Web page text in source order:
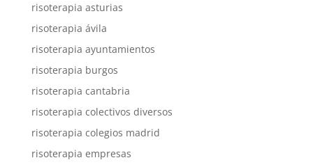
risoterapia asturias
risoterapia ávila
risoterapia ayuntamientos
risoterapia burgos
risoterapia cantabria
risoterapia colectivos diversos
risoterapia colegios madrid
risoterapia empresas